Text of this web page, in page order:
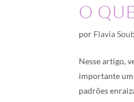
O
por Flavia
Nesse artigo,
importante um
padrões